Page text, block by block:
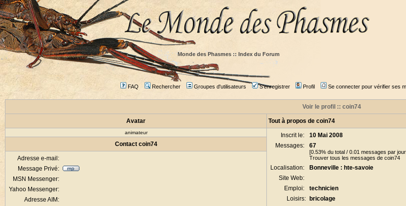
Monde des Phasmes :: Index du Forum
FAQ Rechercher Groupes d'utilisateurs S'enregistrer Profil Se connecter pour vérifier ses
Voir le profil :: coin74
Avatar Tout à propos de coin74
animateur Inscrit le:
10 Mai 2008
Messages:
67
[0.53% du total / 0.01 messages par
Trouver tous les messages de coin74
Localisation:
Bonneville : hte-savoie
Site Web:
Emploi:
technicien
Loisirs:
bricolage
Contact coin74
Adresse e-mail:
Message Privé:
MSN Messenger:
Yahoo Messenger:
Adresse AIM: